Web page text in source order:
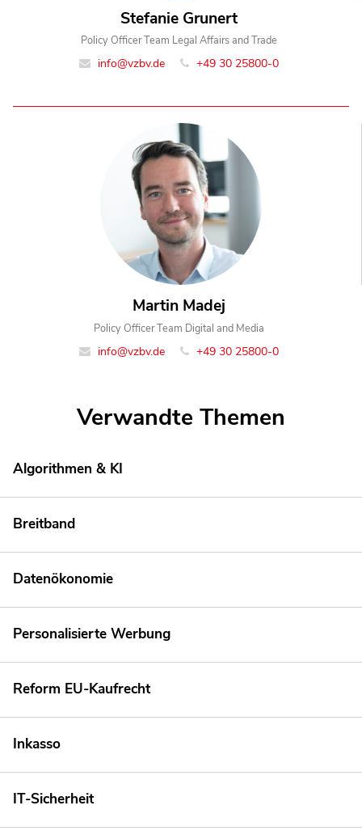
Stefanie Grunert
Policy Officer Team Legal Affairs and Trade
info@vzbv.de +49 30 25800-0
Martin Madej
Policy Officer Team Digital and Media
info@vzbv.de +49 30 25800-0
Verwandte Themen
Algorithmen & KI
Breitband
Datenökonomie
Personalisierte Werbung
Reform EU-Kaufrecht
Inkasso
IT-Sicherheit